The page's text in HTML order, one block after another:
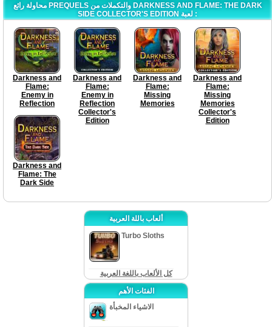
محاولة رائع PREQUELS والتكملات من DARKNESS AND FLAME: THE DARK
SIDE COLLECTOR'S EDITION لعبة :
Darkness and
Flame:
Enemy in
Reflection
Darkness and
Flame:
Enemy in
Reflection
Collector's
Edition
Darkness and
Flame:
Missing
Memories
Darkness and
Flame:
Missing
Memories
Collector's
Edition
Darkness and
Flame: The
Dark Side
ألعاب باللة العربية
Turbo Sloths
كل الألعاب باللغة العربية
الفئات الأهم
الاشياء المخبأة